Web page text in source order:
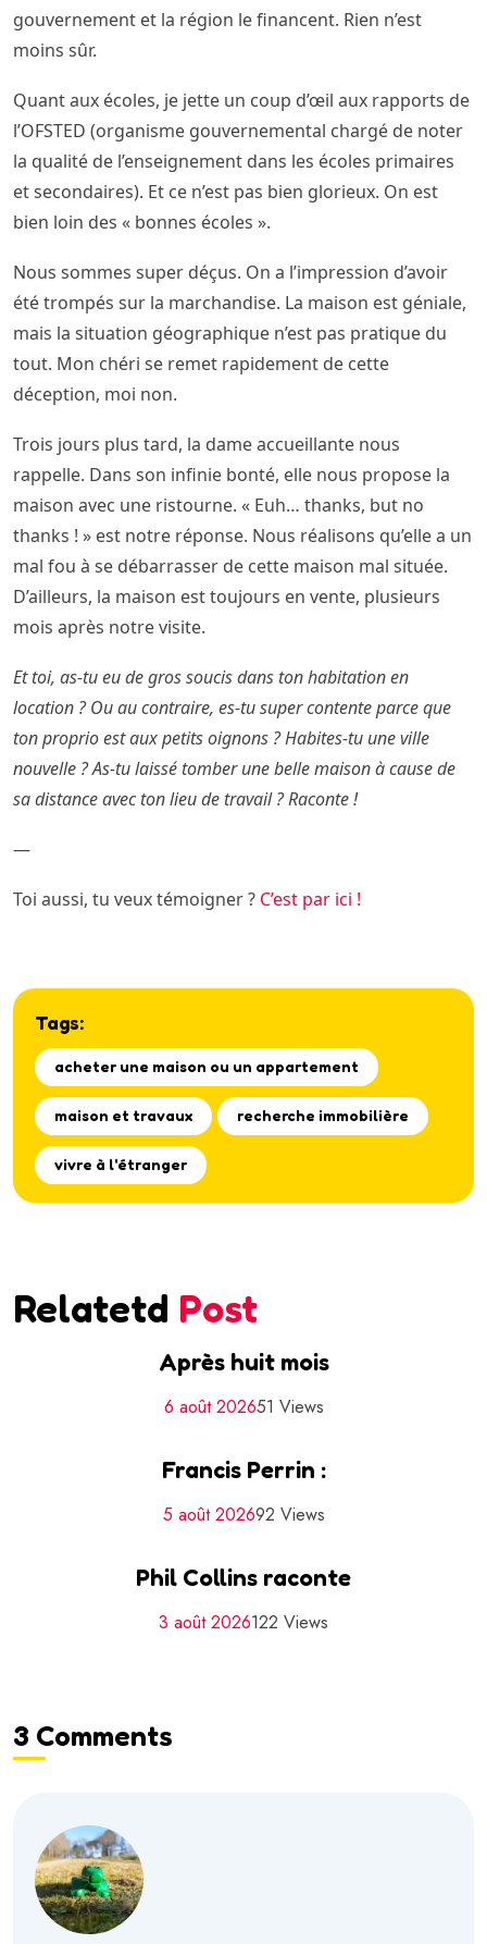
gouvernement et la région le financent. Rien n’est
moins sûr.
Quant aux écoles, je jette un coup d’œil aux rapports de
l’OFSTED (organisme gouvernemental chargé de noter
la qualité de l’enseignement dans les écoles primaires
et secondaires). Et ce n’est pas bien glorieux. On est
bien loin des « bonnes écoles ».
Nous sommes super déçus. On a l’impression d’avoir
été trompés sur la marchandise. La maison est géniale,
mais la situation géographique n’est pas pratique du
tout. Mon chéri se remet rapidement de cette
déception, moi non.
Trois jours plus tard, la dame accueillante nous
rappelle. Dans son infinie bonté, elle nous propose la
maison avec une ristourne. « Euh… thanks, but no
thanks ! » est notre réponse. Nous réalisons qu’elle a un
mal fou à se débarrasser de cette maison mal située.
D’ailleurs, la maison est toujours en vente, plusieurs
mois après notre visite.
Et toi, as-tu eu de gros soucis dans ton habitation en
location ? Ou au contraire, es-tu super contente parce que
ton proprio est aux petits oignons ? Habites-tu une ville
nouvelle ? As-tu laissé tomber une belle maison à cause de
sa distance avec ton lieu de travail ? Raconte !
—
Toi aussi, tu veux témoigner ? C’est par ici !
Tags:
acheter une maison ou un appartement
maison et travaux recherche immobilière
vivre à l'étranger
Relatetd Post
Après huit mois
6 août 202651 Views
Francis Perrin :
5 août 202692 Views
Phil Collins raconte
3 août 2026122 Views
3 Comments